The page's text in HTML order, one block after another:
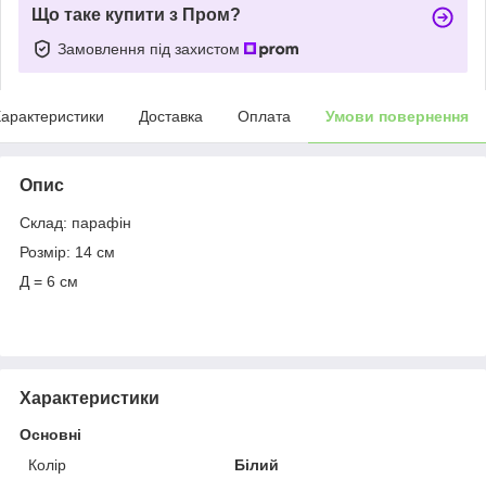
Що таке купити з Пром?
Замовлення під захистом
Доставка Оплата Умови повернення
Опис
Склад: парафін
Розмір: 14 см
Д = 6 см
Характеристики
Основні
Колір
Білий